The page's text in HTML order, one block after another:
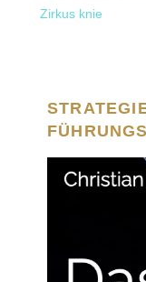
Zirkus knie